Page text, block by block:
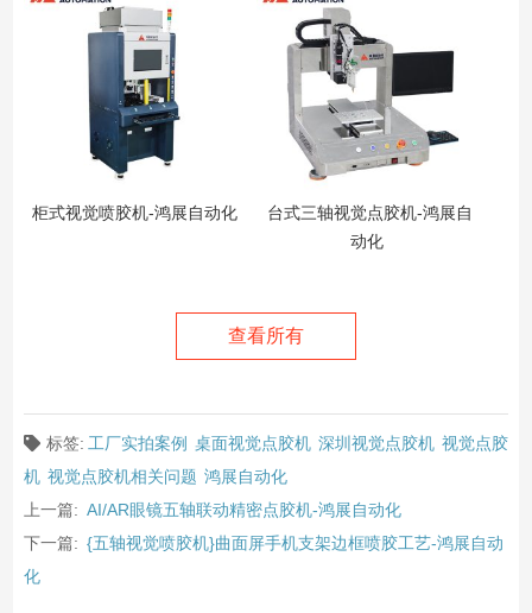
柜式视觉喷胶机-鸿展自动化
台式三轴视觉点胶机-鸿展自
动化
查看所有
标签: 工厂实拍案例 桌面视觉点胶机 深圳视觉点胶机 视觉点胶
机 视觉点胶机相关问题 鸿展自动化
上一篇: AI/AR眼镜五轴联动精密点胶机-鸿展自动化
下一篇: {五轴视觉喷胶机}曲面屏手机支架边框喷胶工艺-鸿展自动
化